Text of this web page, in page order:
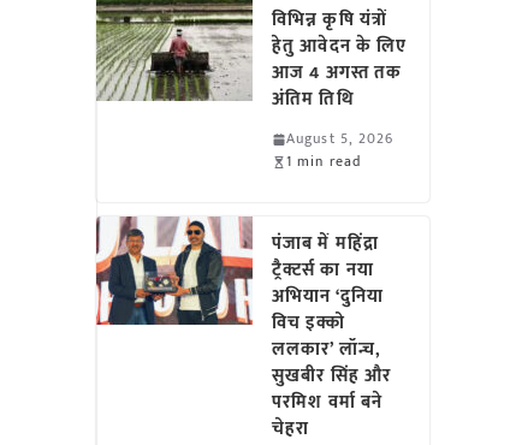
विभिन्न कृषि यंत्रों
हेतु आवेदन के लिए
आज 4 अगस्त तक
अंतिम तिथि
August 5, 2026
1 min read
पंजाब में महिंद्रा
ट्रैक्टर्स का नया
अभियान ‘दुनिया
विच इक्को
ललकार’ लॉन्च,
सुखबीर सिंह और
परमिश वर्मा बने
चेहरा